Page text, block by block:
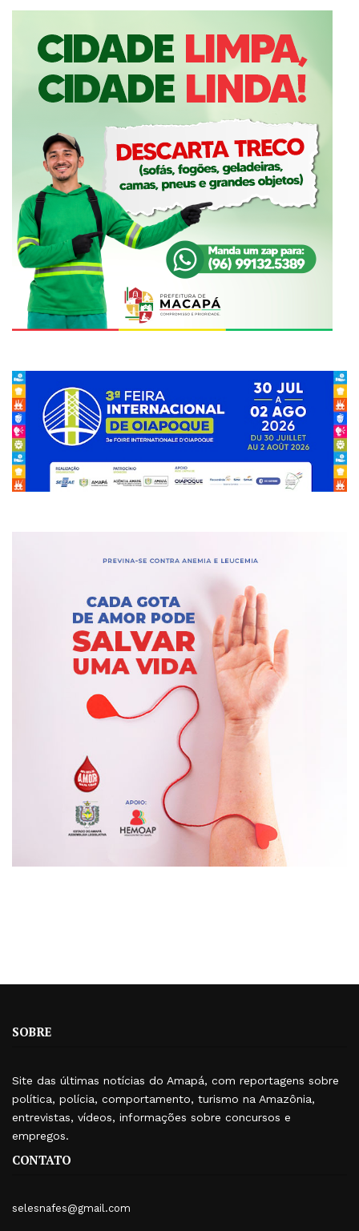
SOBRE
Site das últimas notícias do Amapá, com reportagens sobre
política, polícia, comportamento, turismo na Amazônia,
entrevistas, vídeos, informações sobre concursos e
empregos.
CONTATO
selesnafes@gmail.com